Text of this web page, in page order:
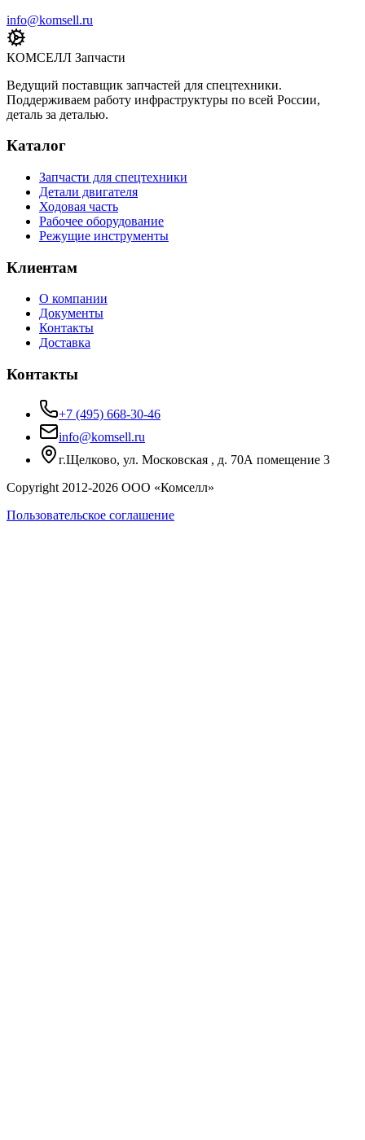
info@komsell.ru
КОМСЕЛЛ Запчасти
Ведущий поставщик запчастей для спецтехники.
Поддерживаем работу инфраструктуры по всей России,
деталь за деталью.
Каталог
Запчасти для спецтехники
Детали двигателя
Ходовая часть
Рабочее оборудование
Режущие инструменты
Клиентам
О компании
Документы
Контакты
Доставка
Контакты
+7 (495) 668-30-46
info@komsell.ru
г.Щелково, ул. Московская , д. 70А помещение 3
Copyright 2012-2026 ООО «Комселл»
Пользовательское соглашение